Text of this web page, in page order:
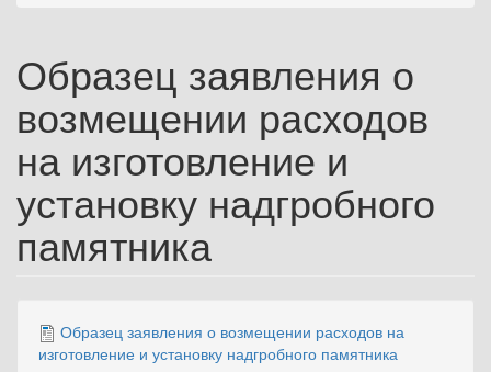
Образец заявления о
возмещении расходов
на изготовление и
установку надгробного
памятника
Образец заявления о возмещении расходов на
изготовление и установку надгробного памятника